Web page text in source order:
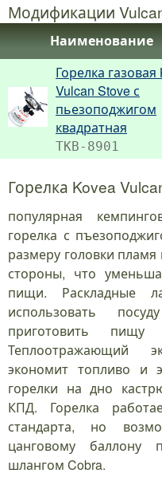
Модификации
Наименование
Горелка газовая
Vulcan Stove с
пьезоподжигом
квадратная
TKB-8901
Горелка Kovea
популярная
горелка с
размеру головки
стороны, что
пищи. Раскладные
использовать
приготовить пищу
Теплоотражающий
экономит топливо и
горелки на дно
КПД. Горелка
стандарта, но
цанговому
шлангом Cobra.